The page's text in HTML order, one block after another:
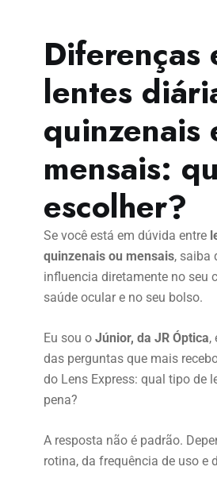
Diferenças
lentes
quinzenais
mensais:
escolher?
Se você está em dúvida entre
quinzenais ou mensais, saiba
influencia diretamente no seu
saúde ocular e no seu bolso.
Eu sou o Júnior, da JR Óptica,
das perguntas que mais
do Lens Express: qual tipo de
pena?
A resposta não é padrão.
rotina, da frequência de uso e